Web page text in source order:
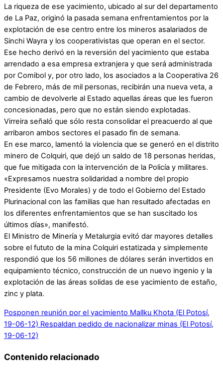
La riqueza de ese yacimiento, ubicado al sur del departamento
de La Paz, originó la pasada semana enfrentamientos por la
explotación de ese centro entre los mineros asalariados de
Sinchi Wayra y los cooperativistas que operan en el sector.
Ese hecho derivó en la reversión del yacimiento que estaba
arrendado a esa empresa extranjera y que será administrada
por Comibol y, por otro lado, los asociados a la Cooperativa 26
de Febrero, más de mil personas, recibirán una nueva veta, a
cambio de devolverle al Estado aquellas áreas que les fueron
concesionadas, pero que no están siendo explotadas.
Virreira señaló que sólo resta consolidar el preacuerdo al que
arribaron ambos sectores el pasado fin de semana.
En ese marco, lamentó la violencia que se generó en el distrito
minero de Colquiri, que dejó un saldo de 18 personas heridas,
que fue mitigada con la intervención de la Policía y militares.
«Expresamos nuestra solidaridad a nombre del propio
Presidente (Evo Morales) y de todo el Gobierno del Estado
Plurinacional con las familias que han resultado afectadas en
los diferentes enfrentamientos que se han suscitado los
últimos días», manifestó.
El Ministro de Minería y Metalurgia evitó dar mayores detalles
sobre el fututo de la mina Colquiri estatizada y simplemente
respondió que los 56 millones de dólares serán invertidos en
equipamiento técnico, construcción de un nuevo ingenio y la
explotación de las áreas solidas de ese yacimiento de estaño,
zinc y plata.
Posponen reunión por el yacimiento Mallku Khota (El Potosí,
19-06-12) Respaldan pedido de nacionalizar minas (El Potosí,
19-06-12)
Contenido relacionado